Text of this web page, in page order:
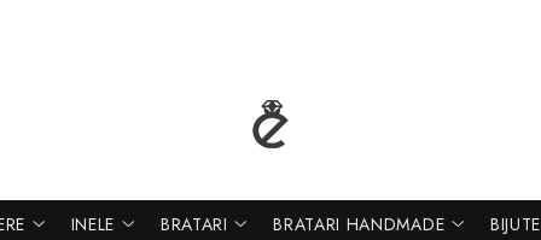
INELE BRATARI BRATARI HANDMADE